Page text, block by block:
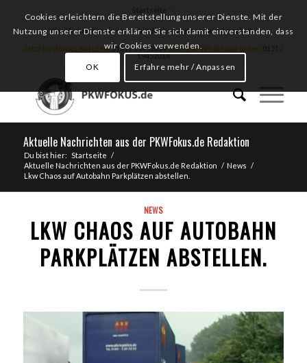
Hier klicken für ein unverbindliches Autoankauf Angebot
Jetzt kostenlos anrufen:0151 / 19452014oder per Whatsapp unter:
19452014
Aktuelle Nachrichten aus der PKWFokus.de Redaktion
Du bist hier: Startseite /
Aktuelle Nachrichten aus der PKWFokus.de Redaktion / News /
Lkw Chaos auf Autobahn Parkplätzen abstellen.
NEWS
LKW CHAOS AUF AUTOBAHN
PARKPLÄTZEN ABSTELLEN.
Cookies erleichtern die Bereitstellung unserer Dienste. Mit der
Nutzung unserer Dienste erklären Sie sich damit einverstanden, dass
wir Cookies verwenden.
OK Erfahre mehr / Anpassen